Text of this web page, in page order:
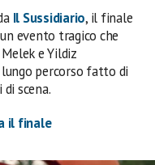
Il Sussidiario, il finale
evento tragico che
e Yildiz
percorso fatto di
scena.
il finale